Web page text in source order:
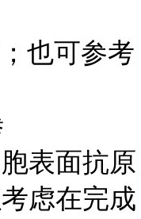
也可参考
表面抗原
虑在完成